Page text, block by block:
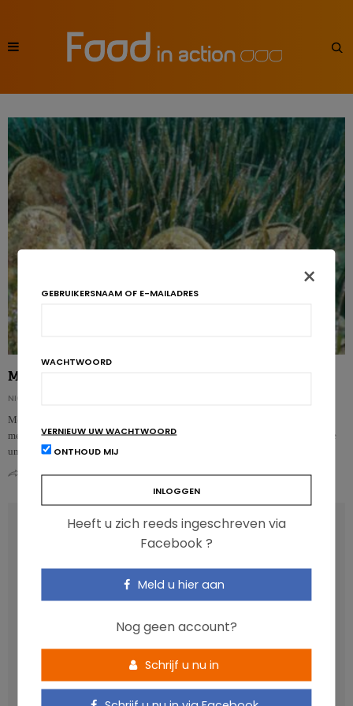
Microplastics: weekdieren het meest verontreinigd
NICOLAS GUGGENBÜHL
Mosselen, oesters en sint-jakobsvruchten behoren tot de zeevruchten die het
meest verontreinigd zijn met microplastics, aldus een onderzoeksteam van de
univ…
0
RECENT POSTS
Anthocyanen: gunstig voor de cardiometabole
Een gezonde darmmicrobiota is goed, maar wat is dat
eigenlijk?
Vis, verontreinigende stoffen en omega-3: wat zijn de
aanbevelingen?
×
GEBRUIKERSNAAM OF E-MAILADRES
WACHTWOORD
VERNIEUW UW WACHTWOORD
ONTHOUD MIJ
Heeft u zich reeds ingeschreven via
Facebook ?
Meld u hier aan
Nog geen account?
Schrijf u nu in